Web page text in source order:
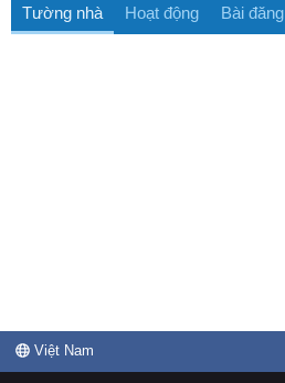
Tường nhà Hoạt động Bài đăng
Việt Nam